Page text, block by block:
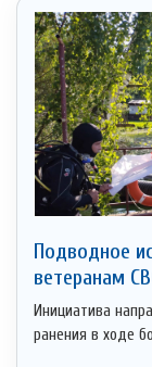
Подводное
ветеранам
Инициатива
ранения в ходе